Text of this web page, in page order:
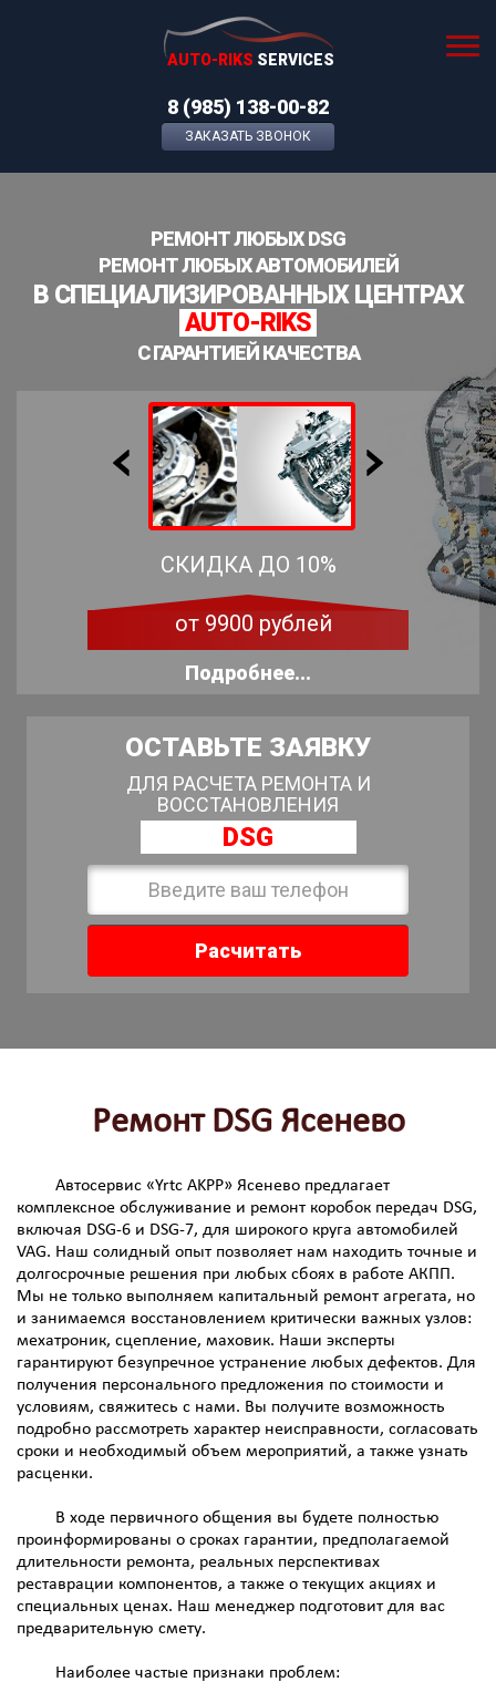
AUTO-RIKS SERVICES
8 (985) 138-00-82
ЗАКАЗАТЬ ЗВОНОК
РЕМОНТ ЛЮБЫХ DSG
РЕМОНТ ЛЮБЫХ АВТОМОБИЛЕЙ
В СПЕЦИАЛИЗИРОВАННЫХ ЦЕНТРАХ
AUTO-RIKS
С ГАРАНТИЕЙ КАЧЕСТВА
СКИДКА ДО 10%
от 9900 рублей
Подробнее...
ОСТАВЬТЕ ЗАЯВКУ
ДЛЯ РАСЧЕТА РЕМОНТА И
ВОССТАНОВЛЕНИЯ
DSG
Расчитать
Ремонт DSG Ясенево
Автосервис «Yrtc AKPP» Ясенево предлагает
комплексное обслуживание и ремонт коробок передач DSG,
включая DSG-6 и DSG-7, для широкого круга автомобилей
VAG. Наш солидный опыт позволяет нам находить точные и
долгосрочные решения при любых сбоях в работе АКПП.
Мы не только выполняем капитальный ремонт агрегата, но
и занимаемся восстановлением критически важных узлов:
мехатроник, сцепление, маховик. Наши эксперты
гарантируют безупречное устранение любых дефектов. Для
получения персонального предложения по стоимости и
условиям, свяжитесь с нами. Вы получите возможность
подробно рассмотреть характер неисправности, согласовать
сроки и необходимый объем мероприятий, а также узнать
расценки.
В ходе первичного общения вы будете полностью
проинформированы о сроках гарантии, предполагаемой
длительности ремонта, реальных перспективах
реставрации компонентов, а также о текущих акциях и
специальных ценах. Наш менеджер подготовит для вас
предварительную смету.
Наиболее частые признаки проблем: